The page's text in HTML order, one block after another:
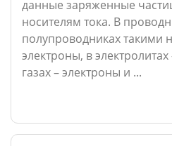
данные заряженные
носителям тока. В
полупроводниках такими
электроны, в
газах – электроны и ...